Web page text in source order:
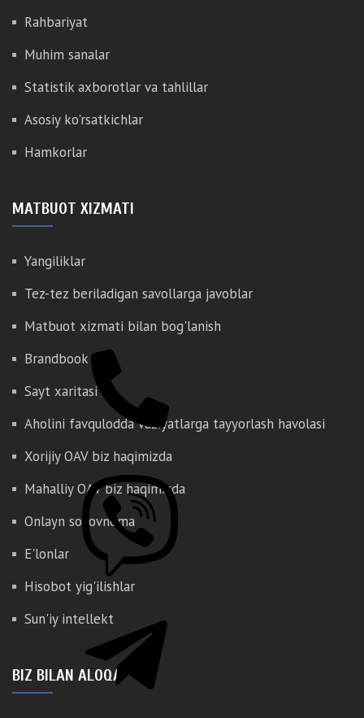
Rahbariyat
Muhim sanalar
Statistik axborotlar va tahlillar
Asosiy ko'rsatkichlar
Hamkorlar
MATBUOT XIZMATI
Yangiliklar
Tez-tez beriladigan savollarga javoblar
Matbuot xizmati bilan bog'lanish
Brandbook
Sayt xaritasi
Aholini favqulodda vaziyatlarga tayyorlash havolasi
Xorijiy OAV biz haqimizda
Mahalliy OAV biz haqimizda
Onlayn so'rovnoma
E'lonlar
Hisobot yig'ilishlar
Sun'iy intellekt
BIZ BILAN ALOQA